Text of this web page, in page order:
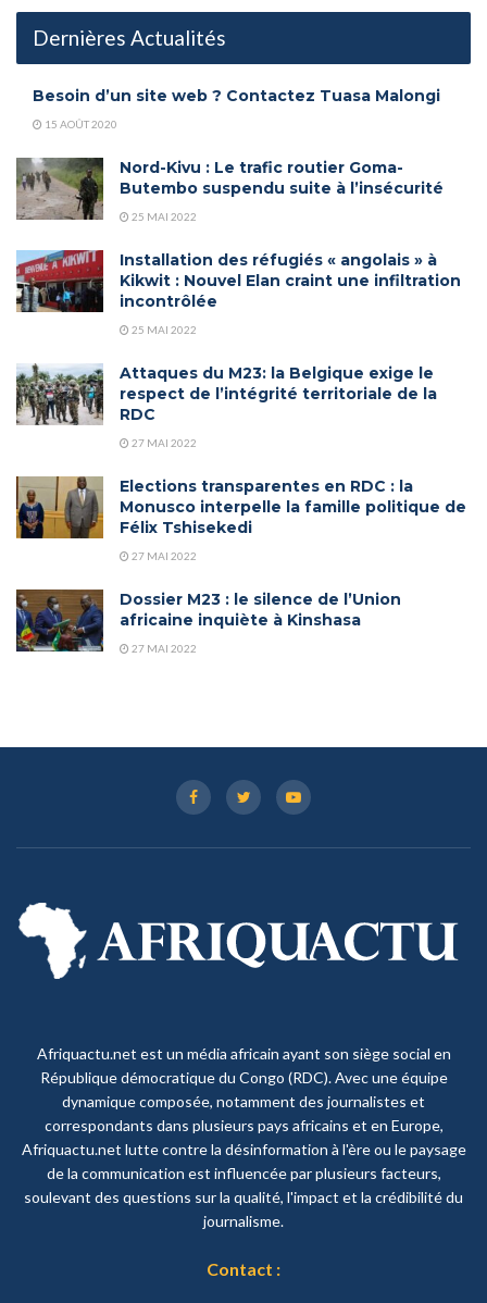
Dernières Actualités
Besoin d’un site web ? Contactez Tuasa Malongi
15 AOÛT 2020
Nord-Kivu : Le trafic routier Goma-
Butembo suspendu suite à l’insécurité
25 MAI 2022
Installation des réfugiés « angolais » à
Kikwit : Nouvel Elan craint une infiltration
incontrôlée
25 MAI 2022
Attaques du M23: la Belgique exige le
respect de l’intégrité territoriale de la
RDC
27 MAI 2022
Elections transparentes en RDC : la
Monusco interpelle la famille politique de
Félix Tshisekedi
27 MAI 2022
Dossier M23 : le silence de l’Union
africaine inquiète à Kinshasa
27 MAI 2022
Afriquactu.net est un média africain ayant son siège social en
République démocratique du Congo (RDC). Avec une équipe
dynamique composée, notamment des journalistes et
correspondants dans plusieurs pays africains et en Europe,
Afriquactu.net lutte contre la désinformation à l'ère ou le paysage
de la communication est influencée par plusieurs facteurs,
soulevant des questions sur la qualité, l'impact et la crédibilité du
journalisme.
Contact :